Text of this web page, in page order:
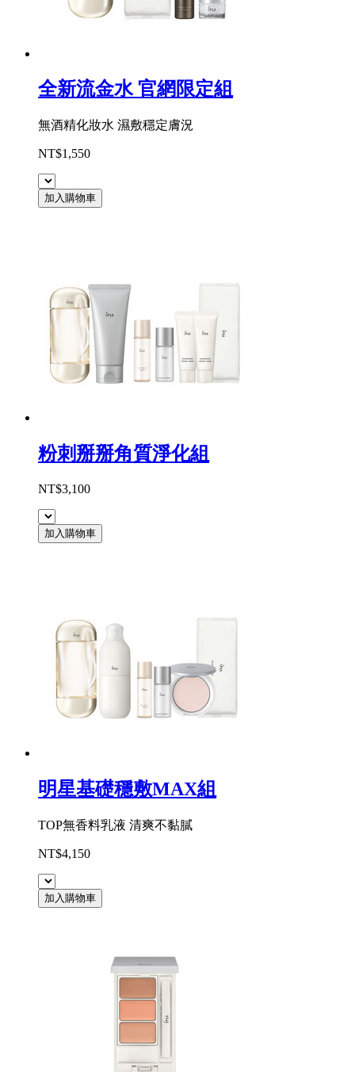
全新流金水 官網限定組
無酒精化妝水 濕敷穩定膚況
NT$1,550
加入購物車
粉刺掰掰角質淨化組
NT$3,100
加入購物車
明星基礎穩敷MAX組
TOP無香料乳液 清爽不黏膩
NT$4,150
加入購物車